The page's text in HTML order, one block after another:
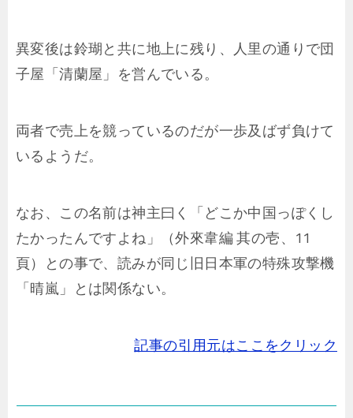
異変後は鈴瑚と共に地上に残り、人里の通りで団
子屋「清蘭屋」を営んでいる。
両者で売上を競っているのだが一歩及ばず負けて
いるようだ。
なお、この名前は神主曰く「どこか中国っぽくし
たかったんですよね」（外來韋編 其の壱、11
頁）との事で、読みが同じ旧日本軍の特殊攻撃機
「晴嵐」とは関係ない。
記事の引用元はここをクリック